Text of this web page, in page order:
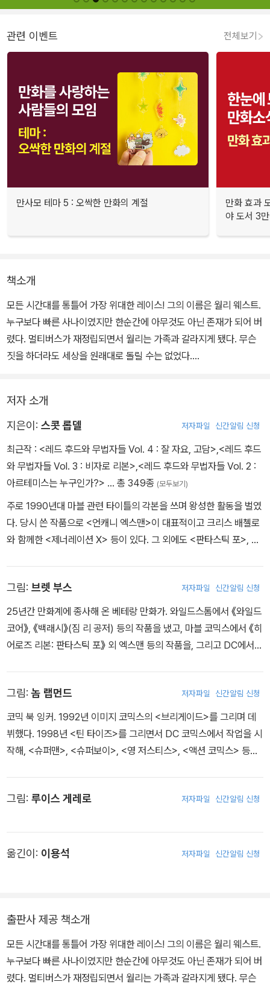
관련 이벤트 전체보기
만사모 테마 5 : 오싹한 만화의 계절
만화 효과
야 도서 3
책소개
모든 시간대를 통틀어 가장 위대한 레이스! 그의 이름은 월리 웨스트.
누구보다 빠른 사나이였지만 한순간에 아무것도 아닌 존재가 되어 버
렸다. 멀티버스가 재정립되면서 월리는 가족과 갈라지게 됐다. 무슨
짓을 하더라도 세상을 원래대로 돌릴 수는 없었다.
의 임무를 수행하게 됐다. 월리는 멀티버스와 다크 멀티버스를 가로
질러 여러 현실들을 헤쳐 나가야만 한다. 하지만 월리가 친구들을 만
로를 조각조각 찢으며 모든 것을 집어 삼키는 끔찍하고 사악한 에너
지를 쏟아내고 있다. 오직 플래시만이 이를 막을 수 있다.
저자 소개
지은이: 스콧 롭델 저자파일 신간알림 신청
최근작 : <레드 후드와 무법자들 Vol. 4 : 잘 자요, 고담>,<레드 후드
와 무법자들 Vol. 3 : 비자로 리본>,<레드 후드와 무법자들 Vol. 2 :
아르테미스는 누구인가?> … 총 349종 (모두보기)
주로 1990년대 마블 관련 타이틀의 각본을 쓰며 왕성한 활동을 벌였
다. 당시 쓴 작품으로 <언캐니 엑스맨>이 대표적이고 크리스 배첼로
와 함께한 <제너레이션 X> 등이 있다. 그 외에도 <판타스틱 포>, <
리런치를 단행했을 때 롭델은 레드 후드 및 틴 타이탄즈 관련 타이틀
을 맡아 각본을 썼다.
그림: 브렛 부스 저자파일 신간알림 신청
25년간 만화계에 종사해 온 베테랑 만화가. 와일드스톰에서 《와일드
코어》, 《백래시》(짐 리 공저) 등의 작품을 냈고, 마블 코믹스에서 《히
어로즈 리본: 판타스틱 포》 외 엑스맨 등의 작품을, 그리고 DC에서는
그림:놈 랩먼드 저자파일 신간알림 신청
코믹 북 잉커. 1992년 이미지 코믹스의 <브리게이드>를 그리며 데
뷔했다. 1998년 <틴 타이즈>를 그리면서 DC 코믹스에서 작업을 시
작해, <슈퍼맨>, <슈퍼보이>, <영 저스티스>, <액션 코믹스> 등의
그림: 루이스 게레로 저자파일 신간알림 신청
옮긴이: 이용석 저자파일 신간알림 신청
출판사 제공 책소개
모든 시간대를 통틀어 가장 위대한 레이스! 그의 이름은 월리 웨스트.
누구보다 빠른 사나이였지만 한순간에 아무것도 아닌 존재가 되어 버
렸다. 멀티버스가 재정립되면서 월리는 가족과 갈라지게 됐다. 무슨